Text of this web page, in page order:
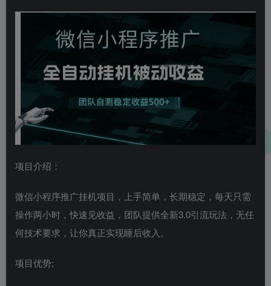
项目介绍：
微信小程序推广挂机项目，上手简单，长期稳定，每天只需
操作两小时，快速见收益，团队提供全新3.0引流玩法，无任
何技术要求，让你真正实现睡后收入。
项目优势;